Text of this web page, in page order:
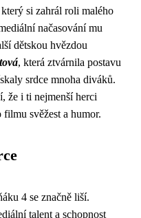
který si zahrál roli malého
načasování mu
dětskou hvězdou
, která ztvárnila postavu
srdce mnoha diváků.
že i ti nejmenší herci
svěžest a humor.
4 se značně liší.
talent a schopnost